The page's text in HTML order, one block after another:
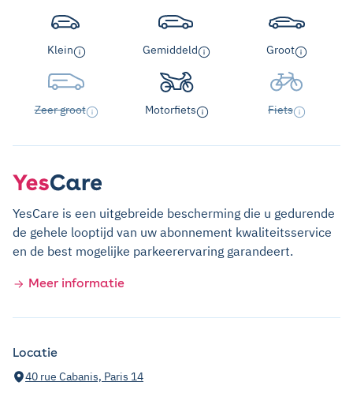
Klein Gemiddeld Groot
Zeer groot Motorfiets Fiets
YesCare is een uitgebreide bescherming die u gedurende
de gehele looptijd van uw abonnement kwaliteitsservice
en de best mogelijke parkeerervaring garandeert.
Meer informatie
Locatie
40 rue Cabanis, Paris 14